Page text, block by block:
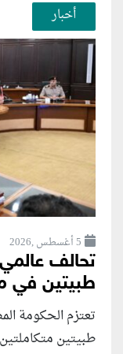
أخبار
5 أغسطس ,2026
تحالف
طبيتين في
تعتزم الحكومة
طبيتين